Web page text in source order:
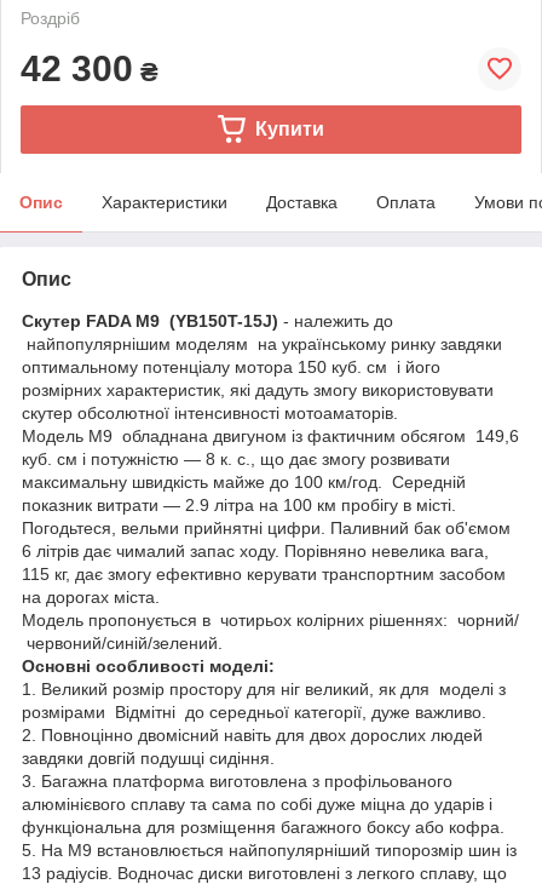
Роздріб
42 300 ₴
Купити
Опис Характеристики Доставка Оплата Умови
Опис
Скутер FADA М9 (YB150T-15J) - належить до
найпопулярнішим моделям на українському ринку завдяки
оптимальному потенціалу мотора 150 куб. см і його
розмірних характеристик, які дадуть змогу використовувати
скутер обсолютної інтенсивності мотоаматорів.
Модель М9 обладнана двигуном із фактичним обсягом 149,6
куб. см і потужністю — 8 к. с., що дає змогу розвивати
максимальну швидкість майже до 100 км/год. Середній
показник витрати — 2.9 літра на 100 км пробігу в місті.
Погодьтеся, вельми прийнятні цифри. Паливний бак об'ємом
6 літрів дає чималий запас ходу. Порівняно невелика вага,
115 кг, дає змогу ефективно керувати транспортним засобом
на дорогах міста.
Модель пропонується в чотирьох колірних рішеннях: чорний/
червоний/синій/зелений.
Основні особливості моделі:
1. Великий розмір простору для ніг великий, як для моделі з
розмірами Відмітні до середньої категорії, дуже важливо.
2. Повноцінно двомісний навіть для двох дорослих людей
завдяки довгій подушці сидіння.
3. Багажна платформа виготовлена з профільованого
алюмінієвого сплаву та сама по собі дуже міцна до ударів і
функціональна для розміщення багажного боксу або кофра.
5. На М9 встановлюється найпопулярніший типорозмір шин із
13 радіусів. Водночас диски виготовлені з легкого сплаву, що